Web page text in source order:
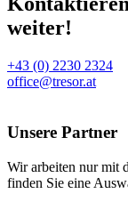
weiter!
+43 (0) 2230 2324
office@tresor.at
Unsere Partner
Wir arbeiten nur mit
finden Sie eine